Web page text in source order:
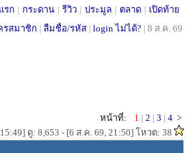
รก | กระดาน | รีวิว | ประมูล | ตลาด | เปิดท้าย
รสมาชิก | ลืมชื่อ/รหัส | login ไม่ได้? | 8 ส.ค. 69
หน้าที่: 1 | 2 | 3 | 4 >
ดู: 8,653 - [6 ส.ค. 69, 21:50] โหวต: 38